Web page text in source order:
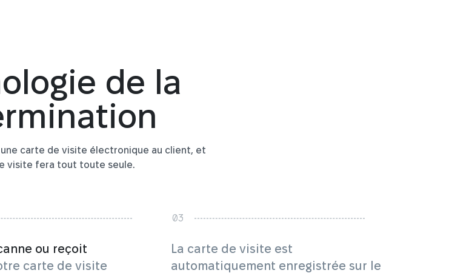
de la
carte de visite électronique au client, et
visite fera tout toute seule.
ou reçoit
carte de visite
La carte de visite est
automatiquement enregistrée sur le